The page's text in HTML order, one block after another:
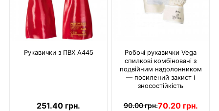
Рукавички з ПВХ A445
251.40 грн.
Робочі рукавички Vega
спилкові комбіновані з
подвійним надолонником
— посилений захист і
зносостійкість
70.20 грн.
90.00 грн.